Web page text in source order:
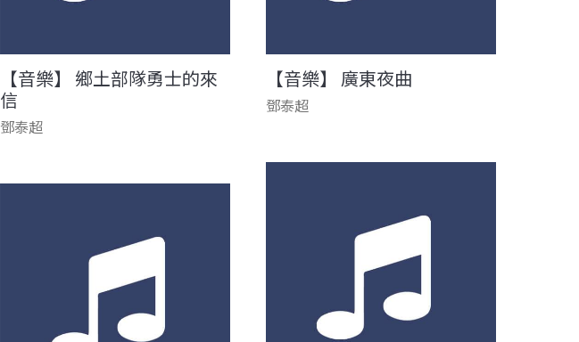
【音樂】 鄉土部隊勇士的來
信
鄧泰超
【音樂】 廣東夜曲
鄧泰超